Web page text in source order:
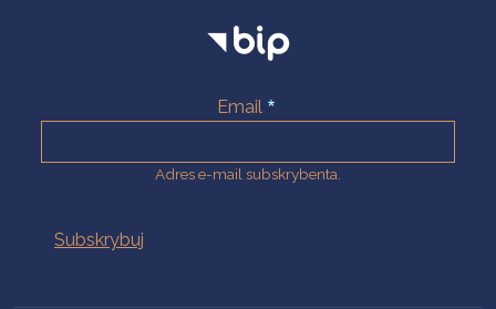
Email
Adres e-mail subskrybenta.